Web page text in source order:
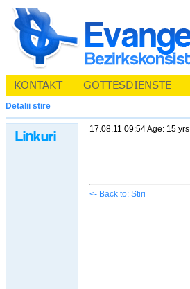
Detalii stire
17.08.11 09:54 Age: 15 yrs
<- Back to: Stiri